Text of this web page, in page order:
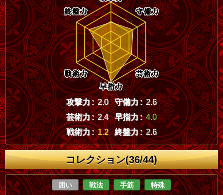
攻撃力 : 2.0 守備力 : 2.6
芸術力 : 2.4 早指力 : 4.0
戦術力 : 1.2 終盤力 : 2.6
コレクション(36/44)
囲い 戦法 手筋 特殊